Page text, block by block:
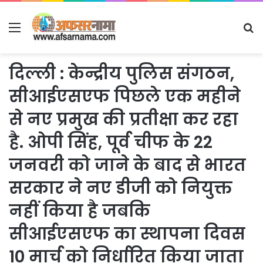
Menu
दिल्ली : केन्द्रीय पुलिस संगठन,
सीआईएसएफ पिछले एक महीने
से नए प्रमुख की प्रतीक्षा कर रहा
है. ओपी सिंह, पूर्व चीफ के 22
जनवरी को जाने के बाद से भारत
सरकार ने नए डीजी को नियुक्त
नहीं किया है जबकि
सीआईएसएफ का स्थापना दिवस
10 मार्च को निर्धारित किया जाता